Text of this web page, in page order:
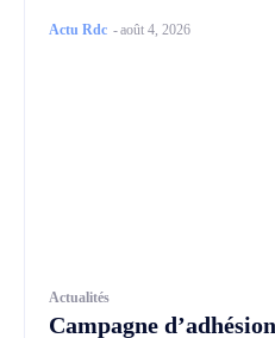
Actu Rdc -août 4, 2026
Actualités
Campagne